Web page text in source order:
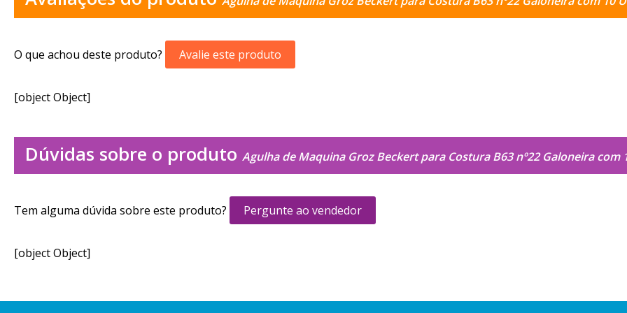
O que achou deste produto? Avalie este produto
[object Object]
Dúvidas sobre o produto Agulha de Maquina Groz Beckert para Costura B63 nº22 Galoneira com
Tem alguma dúvida sobre este produto? Pergunte ao vendedor
[object Object]